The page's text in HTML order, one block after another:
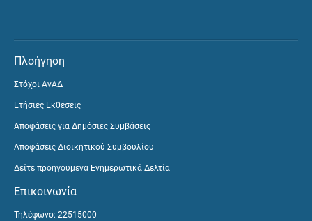
Πλοήγηση
Στόχοι ΑνΑΔ
Ετήσιες Εκθέσεις
Αποφάσεις για Δημόσιες Συμβάσεις
Αποφάσεις Διοικητικού Συμβουλίου
Δείτε προηγούμενα Ενημερωτικά Δελτία
Επικοινωνία
Τηλέφωνο: 22515000